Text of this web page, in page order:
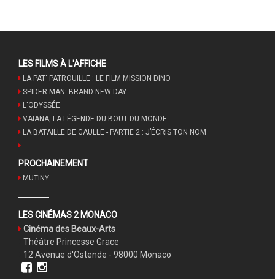
LES FILMS À L'AFFICHE
LA PAT' PATROUILLE : LE FILM MISSION DINO
SPIDER-MAN: BRAND NEW DAY
L'ODYSSÉE
VAIANA, LA LÉGENDE DU BOUT DU MONDE
LA BATAILLE DE GAULLE - PARTIE 2 : J’ÉCRIS TON NOM
PROCHAINEMENT
MUTINY
LES CINÉMAS 2 MONACO
Cinéma des Beaux-Arts
Théâtre Princesse Grace
12 Avenue d'Ostende - 98000 Monaco